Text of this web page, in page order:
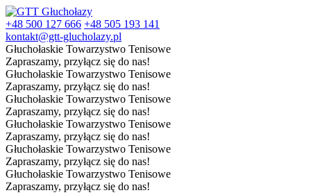
+48 500 127 666 +48 505 193 141
kontakt@gtt-glucholazy.pl
Głuchołaskie Towarzystwo Tenisowe
Zapraszamy, przyłącz się do nas!
Głuchołaskie Towarzystwo Tenisowe
Zapraszamy, przyłącz się do nas!
Głuchołaskie Towarzystwo Tenisowe
Zapraszamy, przyłącz się do nas!
Głuchołaskie Towarzystwo Tenisowe
Zapraszamy, przyłącz się do nas!
Głuchołaskie Towarzystwo Tenisowe
Zapraszamy, przyłącz się do nas!
Głuchołaskie Towarzystwo Tenisowe
Zapraszamy, przyłącz się do nas!